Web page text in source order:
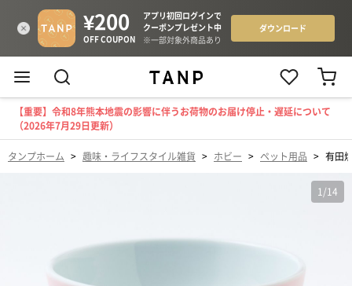
【重要】令和8年熊本地震の影響に伴うお荷物のお届け停止・遅延について
（2026年7月29日更新）
タンプホーム > 趣味・ライフスタイル雑貨 > ホビー > ペット用品 > 有田
1 /14